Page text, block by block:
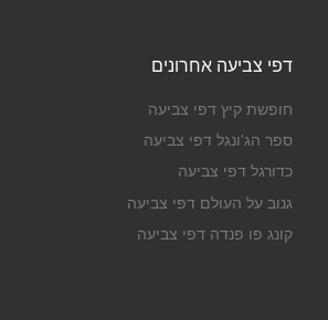
דפי צביעה אחרונים
חופשת קיץ דפי צביעה
ספר הג'ונגל דפי צביעה
כדורגל דפי צביעה
גנוב על העולם דפי צביעה
קונג פו פנדה דפי צביעה